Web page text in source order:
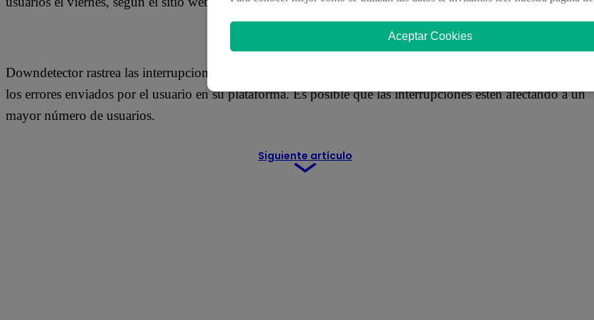
Downdetector rastrea las interrupciones recopilando información de estado de una serie de fuentes, incluidos
los errores enviados por el usuario en su plataforma. Es posible que las interrupciones estén afectando a un
mayor número de usuarios.
Siguiente artículo
Aceptar Cookies